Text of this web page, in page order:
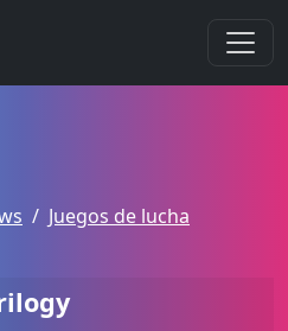
Juegos de lucha